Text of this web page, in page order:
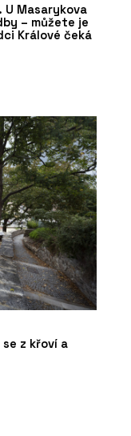
U Masarykova
– můžete je
Králové čeká
z křoví a